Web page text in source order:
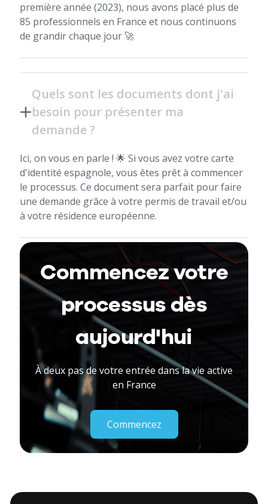
première année (2023), nous avons placé plus de
85 professionnels en France et nous continuons
de grandir chaque jour 🚀
Quels sont les documents dont j'ai
besoin pour présenter ma
demande ?
Ici, on vous en parle ! 🌟 Si vous avez votre carte
d'identité espagnole, vous êtes prêt à commencer
le processus. Ce document sera parfait pour faire
une demande grâce à votre permis de travail et/ou
à votre résidence européenne.
Commencez votre
processus dès
aujourd'hui
À deux pas de votre entrée dans la vie active
en France
Commencez